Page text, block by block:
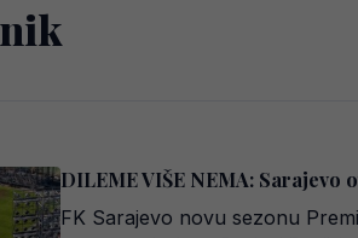
DILEME VIŠE NEMA:
FK Sarajevo novu sezonu